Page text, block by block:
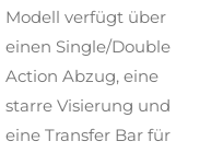
Modell verfügt über
einen Single/Double
Action Abzug, eine
starre Visierung und
eine Transfer Bar für